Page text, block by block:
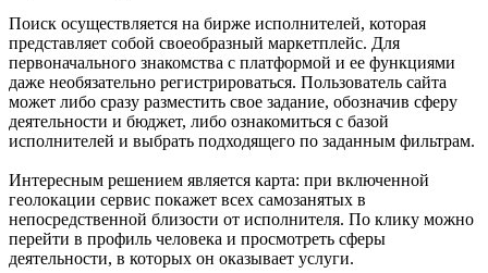
Поиск осуществляется на бирже исполнителей, которая
представляет собой своеобразный маркетплейс. Для
первоначального знакомства с платформой и ее функциями
даже необязательно регистрироваться. Пользователь сайта
может либо сразу разместить свое задание, обозначив сферу
деятельности и бюджет, либо ознакомиться с базой
исполнителей и выбрать подходящего по заданным фильтрам.
Интересным решением является карта: при включенной
геолокации сервис покажет всех самозанятых в
непосредственной близости от исполнителя. По клику можно
перейти в профиль человека и просмотреть сферы
деятельности, в которых он оказывает услуги.